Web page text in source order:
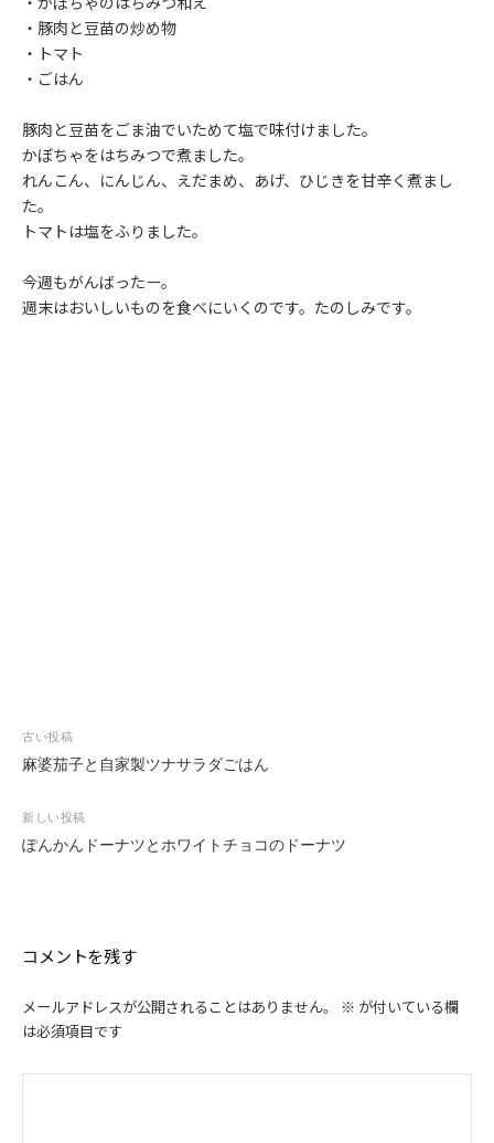
・豚肉と豆苗の炒め物
・トマト
・ごはん
豚肉と豆苗をごま油でいためて塩で味付けました。
かぼちゃをはちみつで煮ました。
れんこん、にんじん、えだまめ、あげ、ひじきを甘辛く煮まし
た。
トマトは塩をふりました。
今週もがんばったー。
週末はおいしいものを食べにいくのです。たのしみです。
投
稿
ビ
ゲ
ン
古い投稿
麻婆茄子と自家製ツナサラダごはん
新しい投稿
ぽんかんドーナツとホワイトチョコのドーナツ
コメントを残す
メールアドレスが公開されることはありません。 ※ が付いている欄
は必須項目です